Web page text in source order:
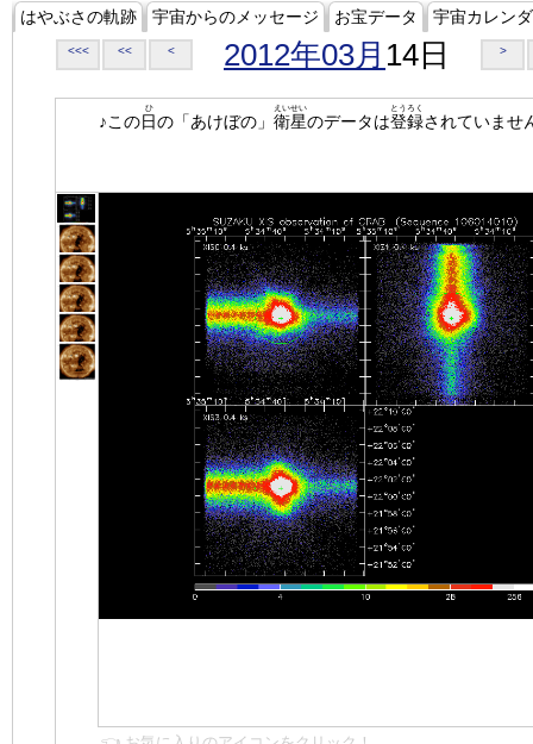
はやぶさの軌跡 宇宙からのメッセージ お宝データ 宇宙カレン
<<< << < 2012年03月 14日 >
♪この日
ひ
の「あけぼの」 衛星
えいせい
のデータは登録
とうろく
されていませ